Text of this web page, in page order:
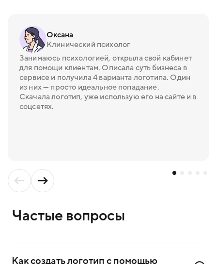
Оксана
Клинический психолог
Занимаюсь психологией, открыла свой кабинет
для помощи клиентам. Описала суть бизнеса в
сервисе и получила 4 варианта логотипа. Один
из них — просто идеальное попадание.
Скачала логотип, уже использую его на сайте и в
соцсетях.
Частые вопросы
Как создать логотип с помощью